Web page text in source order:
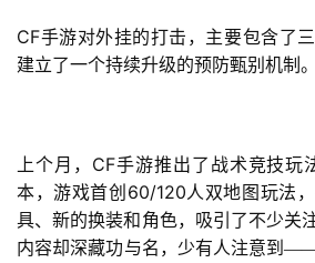
CF手游对外挂的打击，主要包含了
建立了一个持续升级的预防甄别机制。
上个月， CF手游推出了战术竞技玩
本，游戏首创 60/120人双地图玩法
具、新的换装和角色，吸引了不少关
内容却深藏功与名，少有人注意到